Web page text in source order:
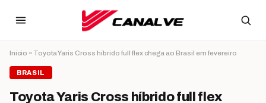
Início » Toyota Yaris Cross híbrido full flex chega ao Brasil em fevereiro
BRASIL
Toyota Yaris Cross híbrido full flex